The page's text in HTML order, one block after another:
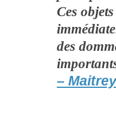
Ces
des
–